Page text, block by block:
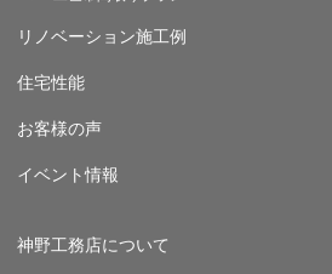
リノベーション施工例
住宅性能
お客様の声
イベント情報
神野工務店について